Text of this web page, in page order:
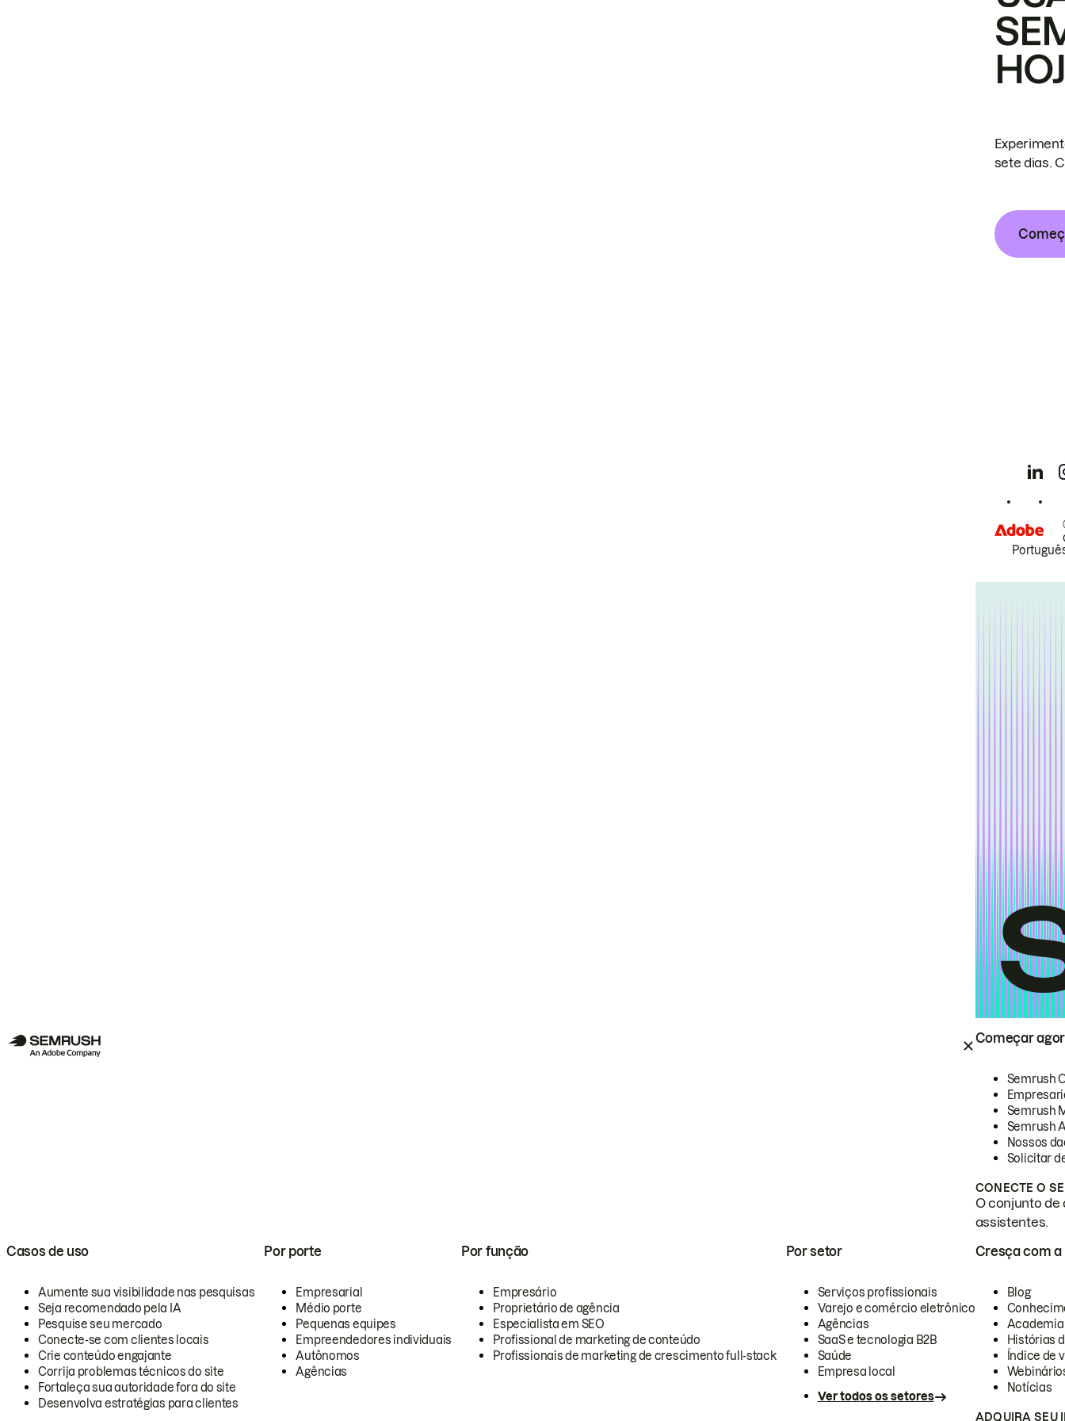
Começar
Semrush
Semrush
Semrush
Nossos
Solicitar
CONECTE O
O conjunto de
assistentes.
Casos de uso
Aumente sua visibilidade nas pesquisas
Seja recomendado pela IA
Pesquise seu mercado
Conecte-se com clientes locais
Crie conteúdo engajante
Corrija problemas técnicos do site
Fortaleça sua autoridade fora do site
Desenvolva estratégias para clientes
Por porte
Empresarial
Médio porte
Pequenas equipes
Empreendedores individuais
Autônomos
Agências
Por função
Empresário
Proprietário de agência
Especialista em SEO
Profissional de marketing de conteúdo
Profissionais de marketing de crescimento full-stack
Por setor
Serviços profissionais
Varejo e comércio eletrônico
Agências
SaaS e tecnologia B2B
Saúde
Empresa local
Ver todos os setores
Cresça com a
Blog
Academia
Histórias
Índice de
Notícias
ADQUIRA SEU
sete dias.